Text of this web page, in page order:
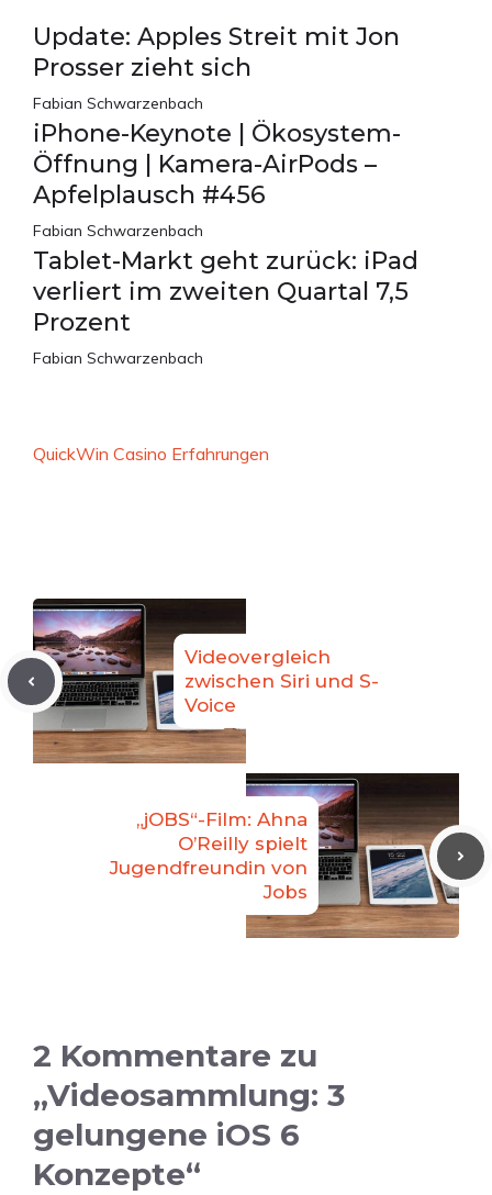
Update: Apples Streit mit Jon
Prosser zieht sich
Fabian Schwarzenbach
iPhone-Keynote | Ökosystem-
Öffnung | Kamera-AirPods –
Apfelplausch #456
Fabian Schwarzenbach
Tablet-Markt geht zurück: iPad
verliert im zweiten Quartal 7,5
Prozent
Fabian Schwarzenbach
QuickWin Casino Erfahrungen
Videovergleich
zwischen Siri und S-
Voice
„jOBS“-Film: Ahna
O’Reilly spielt
Jugendfreundin von
Jobs
2 Kommentare zu
„Videosammlung: 3
gelungene iOS 6
Konzepte“